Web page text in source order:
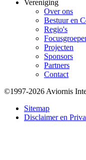
Vereniging
Over ons
Bestuur en
Regio's
Projecten
Sponsors
Partners
Contact
Bottom
©1997-2026 Aviornis
Sitemap
Disclaimer en